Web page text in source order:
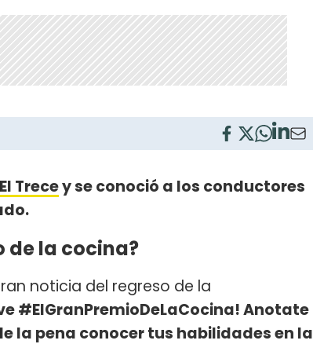
Trecey se conoció a los conductores
de la cocina?
noticia del regreso de la
#ElGranPremioDeLaCocina! Anotate
la pena conocer tus habilidades en la